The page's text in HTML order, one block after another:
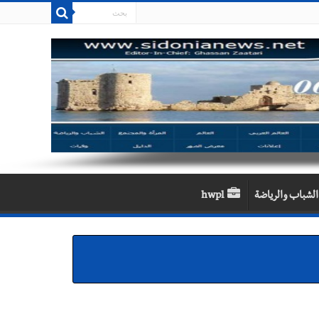
الشباب والرياضة hwpl